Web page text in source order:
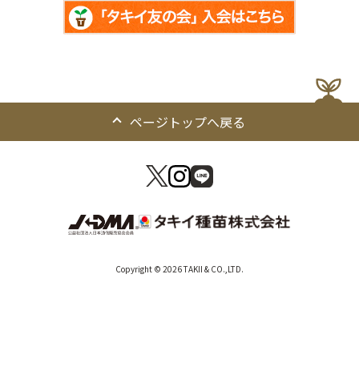
ページトップへ戻る
Copyright © 2026 TAKII & CO.,LTD.